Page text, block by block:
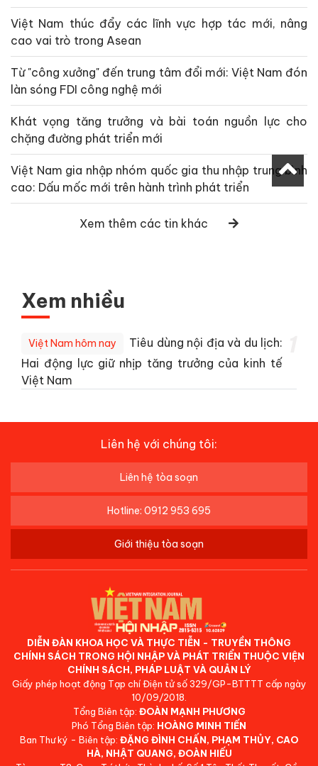
Việt Nam thúc đẩy các lĩnh vực hợp tác mới, nâng
cao vai trò trong Asean
Từ "công xưởng" đến trung tâm đổi mới: Việt Nam đón
làn sóng FDI công nghệ mới
Khát vọng tăng trưởng và bài toán nguồn lực cho
chặng đường phát triển mới
Việt Nam gia nhập nhóm quốc gia thu nhập trung bình
cao: Dấu mốc mới trên hành trình phát triển
Xem thêm các tin khác
Xem nhiều
Việt Nam hôm nay
Tiêu dùng nội địa và du lịch:
Hai động lực giữ nhịp tăng trưởng của kinh tế
Việt Nam
Liên hệ với chúng tôi:
Liên hệ tòa soạn
Hotline: 0912 953 695
Giới thiệu tòa soạn
DIỄN ĐÀN KHOA HỌC VÀ THỰC TIỄN - TRUYỀN THÔNG
CHÍNH SÁCH TRONG HỘI NHẬP VÀ PHÁT TRIỂN THUỘC VIỆN
CHÍNH SÁCH, PHÁP LUẬT VÀ QUẢN LÝ
Giấy phép hoạt động Tạp chí Điện tử số 329/GP-BTTTT cấp ngày
10/09/2018.
Tổng Biên tập: ĐOÀN MẠNH PHƯƠNG
Phó Tổng Biên tập: HOÀNG MINH TIẾN
Ban Thư ký - Biên tập: ĐẶNG ĐÌNH CHẤN, PHẠM THỦY, CAO
HÀ, NHẬT QUANG, ĐOÀN HIẾU